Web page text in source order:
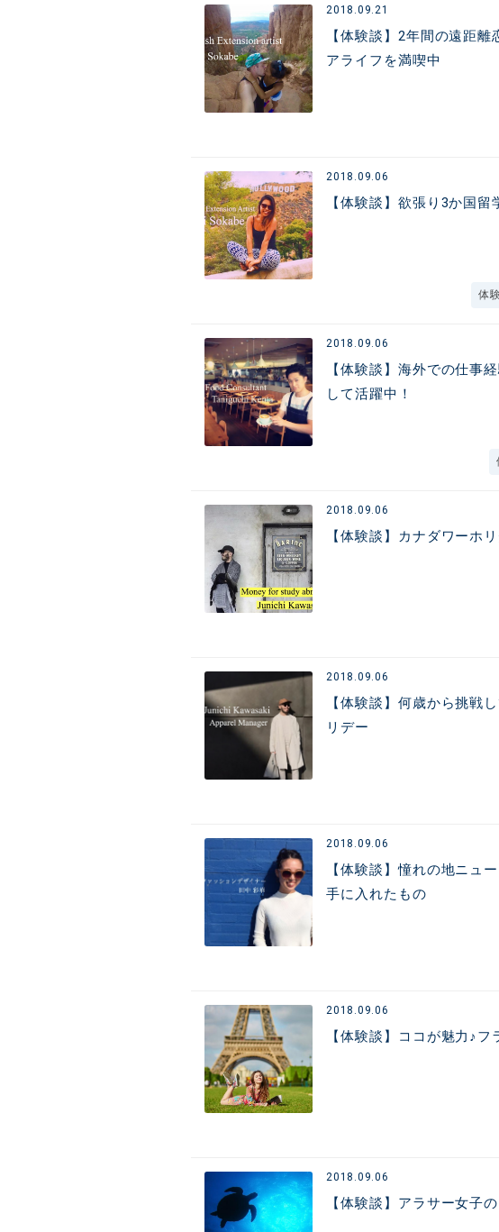
2018.09.21
【体験談】2年間の遠距
アライフを満喫中
2018.09.06
【体験談】欲張り3か国
体
2018.09.06
【体験談】海外での仕事
して活躍中！
2018.09.06
【体験談】カナダワーホ
2018.09.06
【体験談】何歳から挑戦
リデー
2018.09.06
【体験談】憧れの地ニュ
手に入れたもの
2018.09.06
【体験談】ココが魅力♪
2018.09.06
【体験談】アラサー女子